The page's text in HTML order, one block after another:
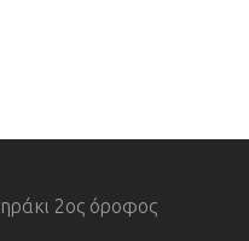
2ος όροφος